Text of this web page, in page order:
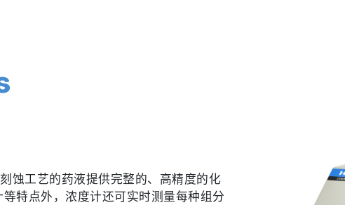
蚀工艺的药液提供完整的、高精度的化
特点外，浓度计还可实时测量每种组分